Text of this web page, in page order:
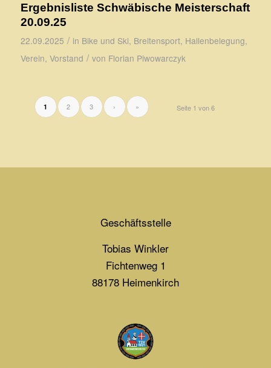
Ergebnisliste Schwäbische Meisterschaft
20.09.25
22.09.2025 / in Bike und Ski, Breitensport, Hallenbelegung,
Verein, Vorstand / von Florian Piwowarczyk
Seite 1 von 6
1 2 3 › »
Geschäftsstelle
Tobias Winkler
Fichtenweg 1
88178 Heimenkirch